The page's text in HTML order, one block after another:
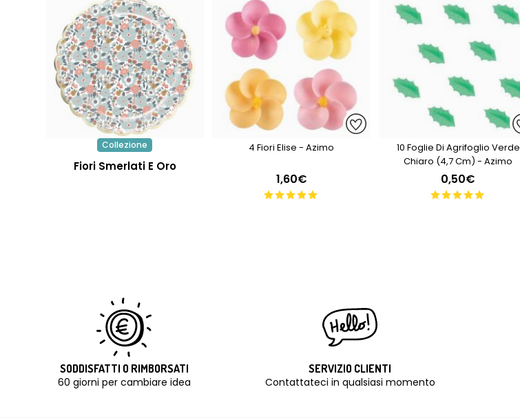
Collezione
Fiori Smerlati E Oro
4 Fiori Elise - Azimo
1,60€
10 Foglie Di Agrifoglio Verde
Chiaro (4,7 Cm) - Azimo
0,50€
SODDISFATTI O RIMBORSATI
60 giorni per cambiare idea
SERVIZIO CLIENTI
Contattateci in qualsiasi momento